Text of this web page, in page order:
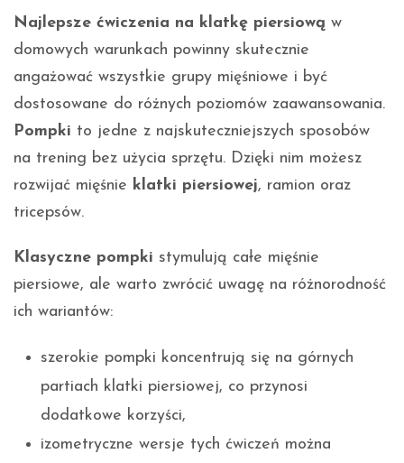
Najlepsze ćwiczenia na klatkę piersiową w
domowych warunkach powinny skutecznie
angażować wszystkie grupy mięśniowe i być
dostosowane do różnych poziomów zaawansowania.
Pompki to jedne z najskuteczniejszych sposobów
na trening bez użycia sprzętu. Dzięki nim możesz
rozwijać mięśnie klatki piersiowej, ramion oraz
tricepsów.
Klasyczne pompki stymulują całe mięśnie
piersiowe, ale warto zwrócić uwagę na różnorodność
ich wariantów:
szerokie pompki koncentrują się na górnych
partiach klatki piersiowej, co przynosi
dodatkowe korzyści,
izometryczne wersje tych ćwiczeń można